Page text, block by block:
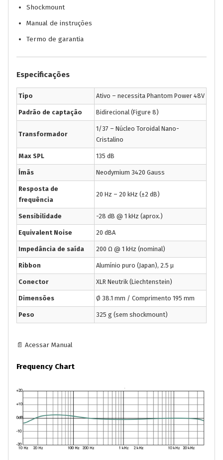
Shockmount
Manual de instruções
Termo de garantia
Especificações
Tipo Ativo – necessita Phantom Power 48V
Padrão de captação Bidirecional (Figure 8)
Transformador
1/37 – Núcleo Toroidal Nano-
Cristalino
Max SPL 135 dB
Ímãs Neodymium 3420 Gauss
Resposta de
frequência
20 Hz – 20 kHz (±2 dB)
Sensibilidade -28 dB @ 1 kHz (aprox.)
Equivalent Noise 20 dBA
Impedância de saída 200 Ω @ 1 kHz (nominal)
Ribbon Alumínio puro (Japan), 2.5 µ
Conector XLR Neutrik (Liechtenstein)
Dimensões Ø 38.1 mm / Comprimento 195 mm
Peso 325 g (sem shockmount)
📄 Acessar Manual
Frequency Chart